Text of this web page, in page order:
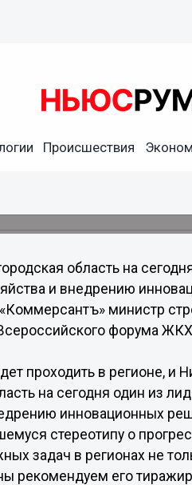
Происшествия
один из лидеров
область на
и внедрению
министр
форума
проходить в регионе, и
на сегодня один из
инновационных
стереотипу о
задач в регионах не
рекомендуем его